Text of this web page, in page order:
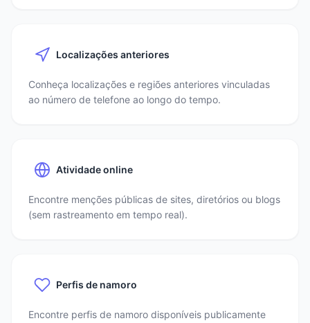
Localizações anteriores
Conheça localizações e regiões anteriores vinculadas
ao número de telefone ao longo do tempo.
Atividade online
Encontre menções públicas de sites, diretórios ou blogs
(sem rastreamento em tempo real).
Perfis de namoro
Encontre perfis de namoro disponíveis publicamente